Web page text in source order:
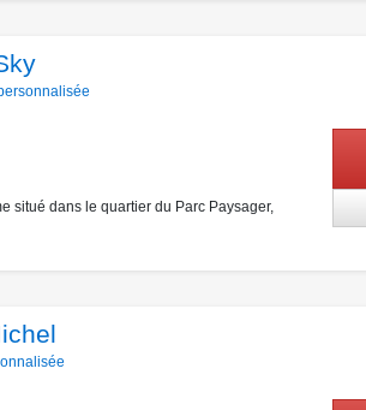
situé dans le quartier du Parc Paysager,